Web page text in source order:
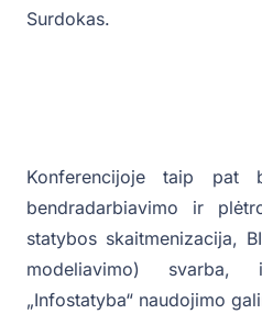
Surdokas.
Konferencijoje taip pat
bendradarbiavimo ir
statybos skaitmenizacija,
modeliavimo) svarba,
„Infostatyba“ naudojimo